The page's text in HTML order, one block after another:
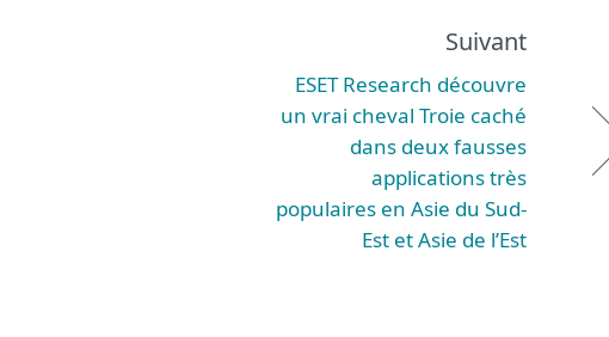
Suivant
ESET Research découvre
un vrai cheval Troie caché
dans deux fausses
applications très
populaires en Asie du Sud-
Est et Asie de l’Est